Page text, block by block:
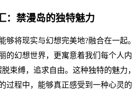
：禁漫岛的独特魅力
够将现实与幻想完美地?融合在一起。
的幻想世界，更寓意着我们每个人内
束缚，追求自由。这种独特的魅力，
过程中，能够真正感受到一种心灵的